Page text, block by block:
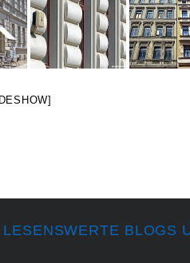
LESENSWERTE BLOGS